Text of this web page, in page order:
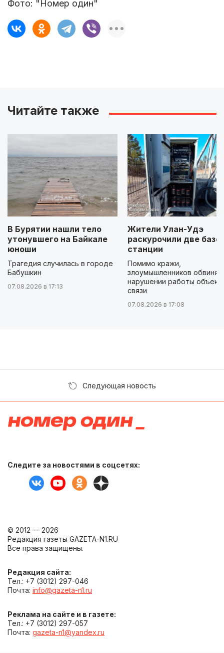
Фото: "Номер один"
Читайте также
В Бурятии нашли тело
утонувшего на Байкале
юноши
Трагедия случилась в городе
Бабушкин
07.08.2026 в 17:13
Жители Улан-Удэ
раскурочили две
станции
Помимо кражи,
злоумышленников
нарушении работы
связи
07.08.2026 в 17:08
Следующая новость
Следите за новостями в соцсетях:
© 2012 — 2026
Редакция газеты GAZETA-N1.RU
Все права защищены.
Редакция сайта:
Тел.: +7 (3012) 297-046
Почта: info@gazeta-n1.ru
Реклама на сайте и в газете:
Тел.: +7 (3012) 297-057
Почта: gazeta-n1@yandex.ru